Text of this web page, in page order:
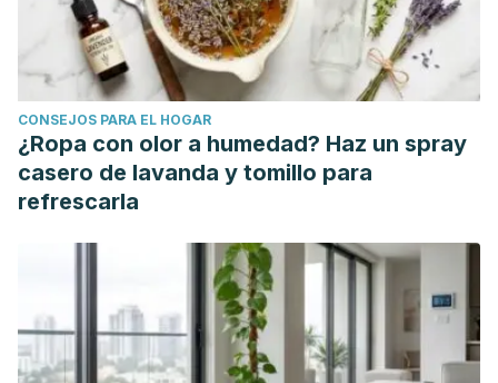
CONSEJOS PARA EL HOGAR
¿Ropa con olor a humedad? Haz un spray
casero de lavanda y tomillo para
refrescarla